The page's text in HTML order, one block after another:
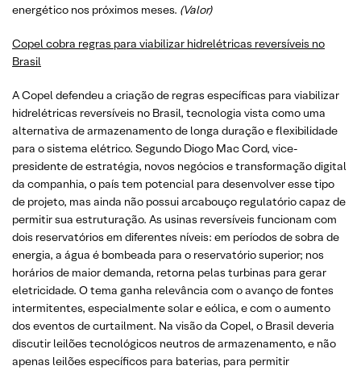
energético nos próximos meses. (Valor)
Copel cobra regras para viabilizar hidrelétricas reversíveis no
Brasil
A Copel defendeu a criação de regras específicas para viabilizar
hidrelétricas reversíveis no Brasil, tecnologia vista como uma
alternativa de armazenamento de longa duração e flexibilidade
para o sistema elétrico. Segundo Diogo Mac Cord, vice-
presidente de estratégia, novos negócios e transformação digital
da companhia, o país tem potencial para desenvolver esse tipo
de projeto, mas ainda não possui arcabouço regulatório capaz de
permitir sua estruturação. As usinas reversíveis funcionam com
dois reservatórios em diferentes níveis: em períodos de sobra de
energia, a água é bombeada para o reservatório superior; nos
horários de maior demanda, retorna pelas turbinas para gerar
eletricidade. O tema ganha relevância com o avanço de fontes
intermitentes, especialmente solar e eólica, e com o aumento
dos eventos de curtailment. Na visão da Copel, o Brasil deveria
discutir leilões tecnológicos neutros de armazenamento, e não
apenas leilões específicos para baterias, para permitir